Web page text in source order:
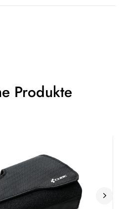
Produkte